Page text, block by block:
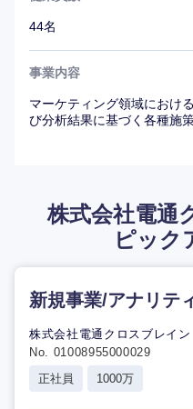
44名
事業内容
マーケティング領域におけ
び分析結果に基づく各種施
株式会社電通
ピック
新規事業/アナリテ
株式会社電通クロスブレイン
No. 01008955000029
正社員
1000万